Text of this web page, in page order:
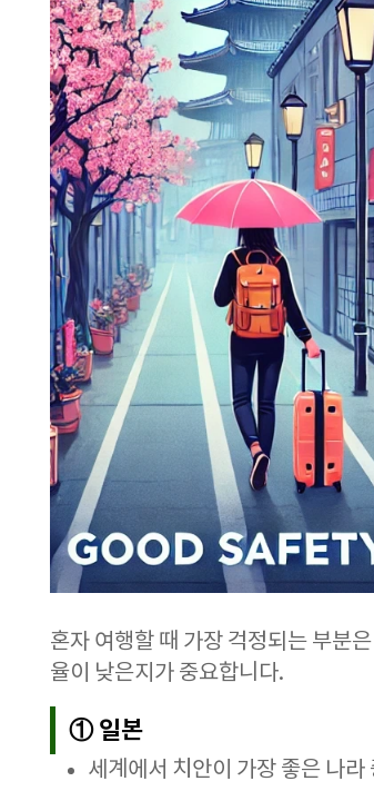
혼자 여행할 때 가장 걱정되는 부분
율이 낮은지가 중요합니다.
① 일본
세계에서 치안이 가장 좋은 나라